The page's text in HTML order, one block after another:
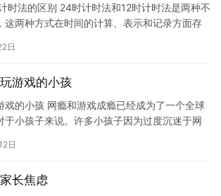
时法的区别 24时计时法和12时计时法是两种不
这两种方式在时间的计算、表示和记录方面存
日
游戏的小孩
戏的小孩 网瘾和游戏成瘾已经成为了一个全球
于小孩子来说。许多小孩子因为过度沉迷于网
日
长焦虑